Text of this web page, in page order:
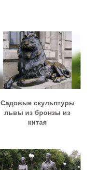
Садовые скульптуры
львы из бронзы из
китая